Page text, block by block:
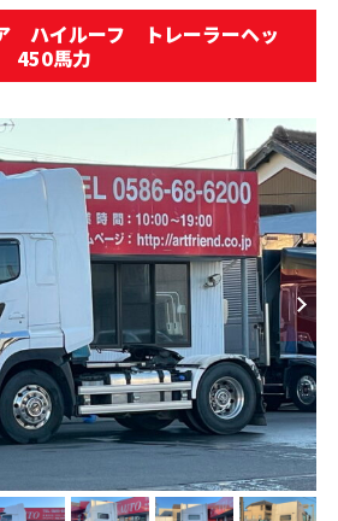
ハイルーフ トレーラーヘッ
450馬力